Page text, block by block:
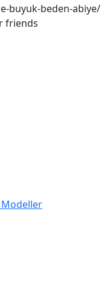
buyuk-beden-abiye/
friends